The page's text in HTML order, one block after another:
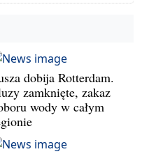
dobija Rotterdam.
zamknięte, zakaz
wody w całym